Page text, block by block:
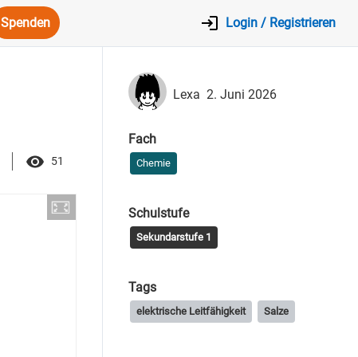
Spenden Login / Registrieren
51
Lexa 2. Juni 2026
Fach
Chemie
Schulstufe
Sekundarstufe 1
Tags
elektrische Leitfähigkeit Salze